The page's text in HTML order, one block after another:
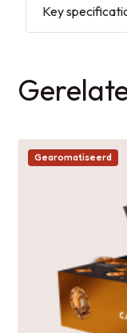
Key
Gearomatiseerd